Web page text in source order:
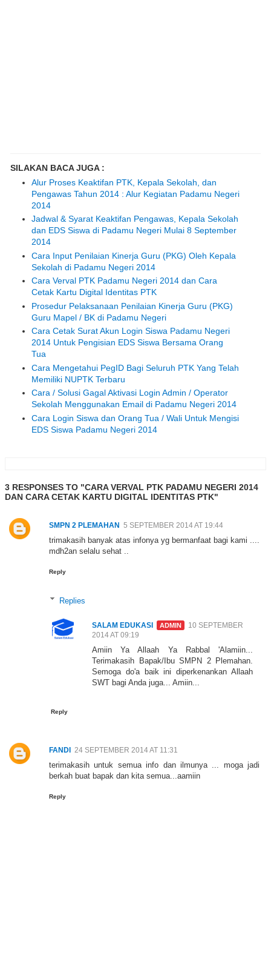
SILAKAN BACA JUGA :
Alur Proses Keaktifan PTK, Kepala Sekolah, dan
Pengawas Tahun 2014 : Alur Kegiatan Padamu Negeri
2014
Jadwal & Syarat Keaktifan Pengawas, Kepala Sekolah
dan EDS Siswa di Padamu Negeri Mulai 8 September
2014
Cara Input Penilaian Kinerja Guru (PKG) Oleh Kepala
Sekolah di Padamu Negeri 2014
Cara Verval PTK Padamu Negeri 2014 dan Cara
Cetak Kartu Digital Identitas PTK
Prosedur Pelaksanaan Penilaian Kinerja Guru (PKG)
Guru Mapel / BK di Padamu Negeri
Cara Cetak Surat Akun Login Siswa Padamu Negeri
2014 Untuk Pengisian EDS Siswa Bersama Orang
Tua
Cara Mengetahui PegID Bagi Seluruh PTK Yang Telah
Memiliki NUPTK Terbaru
Cara / Solusi Gagal Aktivasi Login Admin / Operator
Sekolah Menggunakan Email di Padamu Negeri 2014
Cara Login Siswa dan Orang Tua / Wali Untuk Mengisi
EDS Siswa Padamu Negeri 2014
3 RESPONSES TO "CARA VERVAL PTK PADAMU NEGERI 2014
DAN CARA CETAK KARTU DIGITAL IDENTITAS PTK"
SMPN 2 PLEMAHAN 5 SEPTEMBER 2014 AT 19:44
trimakasih banyak atas infonya yg bermanfaat bagi kami ....
mdh2an selalu sehat ..
Reply
Replies
SALAM EDUKASI
10 SEPTEMBER
2014 AT 09:19
Amiin Ya Allaah Ya Rabbal 'Alamiin...
Terimakasih Bapak/Ibu SMPN 2 Plemahan.
Semoga do'a baik ini diperkenankan Allaah
SWT bagi Anda juga... Amiin...
Reply
FANDI 24 SEPTEMBER 2014 AT 11:31
terimakasih untuk semua info dan ilmunya ... moga jadi
berkah buat bapak dan kita semua...aamiin
Reply